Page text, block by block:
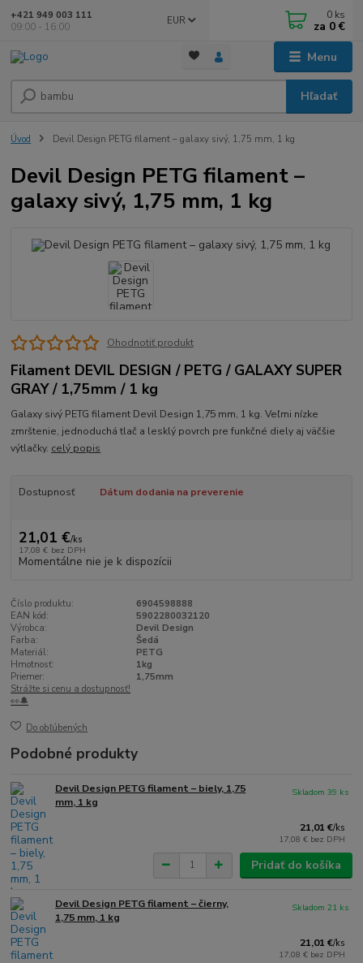
Menu
EUR
Hľadať
+421 949 003 111
09:00 - 16:00
0 ks
za 0 €
Úvod Devil Design PETG filament – galaxy sivý, 1,75 mm, 1 kg
Devil Design PETG filament –
galaxy sivý, 1,75 mm, 1 kg
Ohodnotiť produkt
Filament DEVIL DESIGN / PETG / GALAXY SUPER
GRAY / 1,75mm / 1 kg
Galaxy sivý PETG filament Devil Design 1,75 mm, 1 kg. Veľmi nízke
zmrštenie, jednoduchá tlač a lesklý povrch pre funkčné diely aj väčšie
výtlačky. celý popis
Dostupnosť Dátum dodania na preverenie
21,01 €/ks
17,08 € bez DPH
Momentálne nie je k dispozícii
Číslo produktu:
6904598888
EAN kód:
5902280032120
Výrobca:
Devil Design
Farba:
Šedá
Materiál:
PETG
Hmotnosť:
1kg
Priemer:
1,75mm
Strážte si cenu a dostupnosť!
👀🔔
Do obľúbených
Podobné produkty
Devil Design PETG filament – biely, 1,75
mm, 1 kg
21,01 €/ks
17,08 € bez DPH
Skladom 39 ks
Pridať do košíka
Devil Design PETG filament – čierny,
1,75 mm, 1 kg
21,01 €/ks
17,08 € bez DPH
Skladom 21 ks